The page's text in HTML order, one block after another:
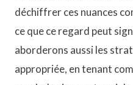
déchiffrer ces nuances
ce que ce regard peut
aborderons aussi les
appropriée, en tenant